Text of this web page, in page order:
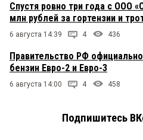
Спустя ровно три года с ООО
млн рублей за гортензии и
6 августа 14:39 4 436
Правительство РФ
бензин Евро-2 и Евро-3
6 августа 14:00 4 458
Подпишитесь